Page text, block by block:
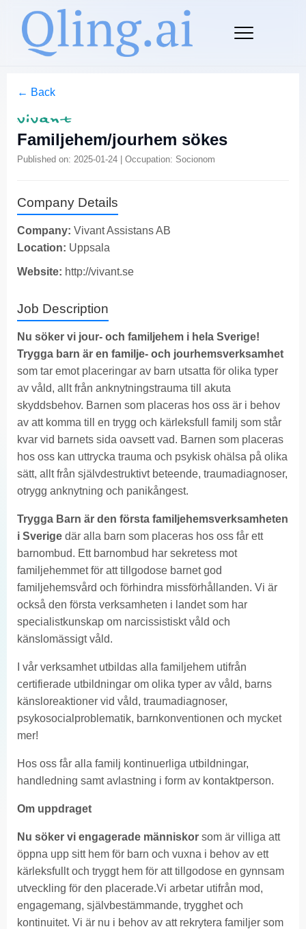
← Back
Familjehem/jourhem sökes
Published on: 2025-01-24 | Occupation: Socionom
Company Details
Company: Vivant Assistans AB
Location: Uppsala
Website: http://vivant.se
Job Description
Nu söker vi jour- och familjehem i hela Sverige!
Trygga barn är en familje- och jourhemsverksamhet
som tar emot placeringar av barn utsatta för olika typer
av våld, allt från anknytningstrauma till akuta
skyddsbehov. Barnen som placeras hos oss är i behov
av att komma till en trygg och kärleksfull familj som står
kvar vid barnets sida oavsett vad. Barnen som placeras
hos oss kan uttrycka trauma och psykisk ohälsa på olika
sätt, allt från självdestruktivt beteende, traumadiagnoser,
otrygg anknytning och panikångest.
Trygga Barn är den första familjehemsverksamheten
i Sverige där alla barn som placeras hos oss får ett
barnombud. Ett barnombud har sekretess mot
familjehemmet för att tillgodose barnet god
familjehemsvård och förhindra missförhållanden. Vi är
också den första verksamheten i landet som har
specialistkunskap om narcissistiskt våld och
känslomässigt våld.
I vår verksamhet utbildas alla familjehem utifrån
certifierade utbildningar om olika typer av våld, barns
känsloreaktioner vid våld, traumadiagnoser,
psykosocialproblematik, barnkonventionen och mycket
mer!
Hos oss får alla familj kontinuerliga utbildningar,
handledning samt avlastning i form av kontaktperson.
Om uppdraget
Nu söker vi engagerade människor som är villiga att
öppna upp sitt hem för barn och vuxna i behov av ett
kärleksfullt och tryggt hem för att tillgodose en gynnsam
utveckling för den placerade.Vi arbetar utifrån mod,
engagemang, självbestämmande, trygghet och
kontinuitet. Vi är nu i behov av att rekrytera familjer som